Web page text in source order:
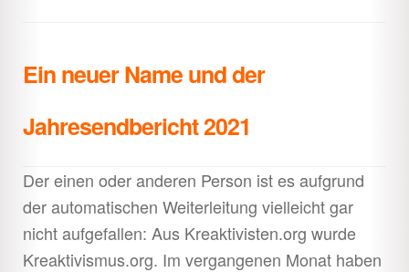
Ein neuer Name und der
Jahresendbericht 2021
Der einen oder anderen Person ist es aufgrund
der automatischen Weiterleitung vielleicht gar
nicht aufgefallen: Aus Kreaktivisten.org wurde
Kreaktivismus.org. Im vergangenen Monat haben